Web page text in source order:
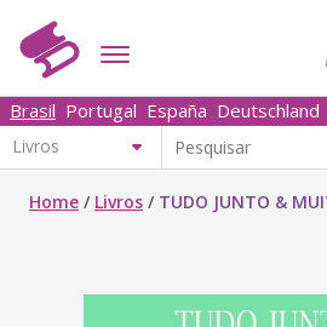
Brasil Portugal España Deutschland
Home / Livros / TUDO JUNTO &